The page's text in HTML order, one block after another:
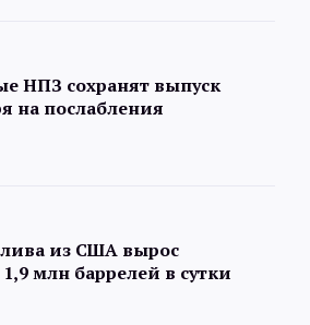
НПЗ сохранят выпуск
на послабления
из США вырос
млн баррелей в сутки